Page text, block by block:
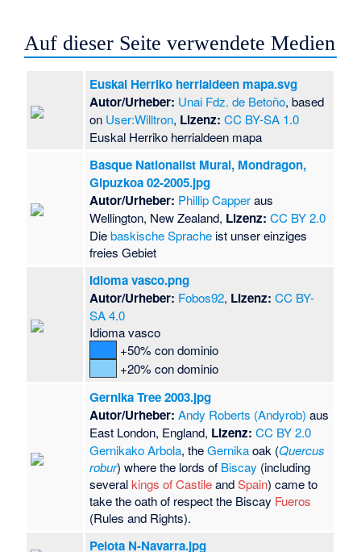
Auf dieser Seite verwendete Medien
Euskal Herriko herrialdeen mapa.svg
Autor/Urheber: Unai Fdz. de Betoño, based
on User:Willtron, Lizenz: CC BY-SA 1.0
Euskal Herriko herrialdeen mapa
Basque Nationalist Mural, Mondragon,
Gipuzkoa 02-2005.jpg
Autor/Urheber: Phillip Capperaus
Wellington, New Zealand, Lizenz: CC BY 2.0
Diebaskische Sprache ist unser einziges
freies Gebiet
Idioma vasco.png
Autor/Urheber: Fobos92, Lizenz: CC BY-
SA 4.0
Idioma vasco
+50% con dominio
+20% con dominio
Gernika Tree 2003.jpg
Autor/Urheber: Andy Roberts (Andyrob) aus
East London, England, Lizenz: CC BY 2.0
Gernikako Arbola, theGernikaoak (Quercus
robur) where the lords of Biscay (including
several kings of CastileandSpain) came to
take the oath of respect the Biscay Fueros
(Rules and Rights).
Pelota N-Navarra.jpg